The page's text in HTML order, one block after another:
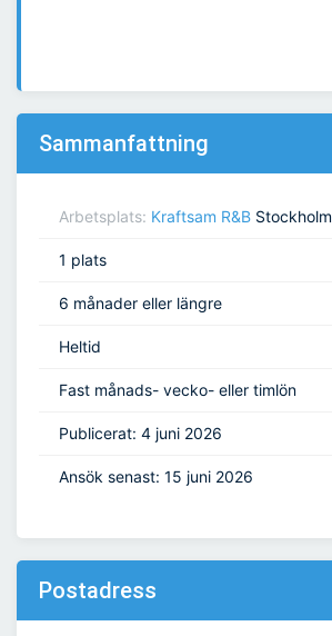
Sammanfattning
Arbetsplats: Kraftsam R&B Stockholm
1 plats
6 månader eller längre
Heltid
Fast månads- vecko- eller timlön
Publicerat: 4 juni 2026
Ansök senast: 15 juni 2026
Postadress